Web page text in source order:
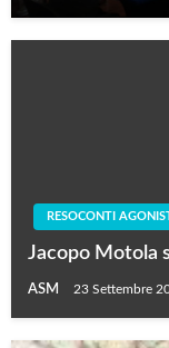
RESOCONTI
Jacopo Motola
ASM 23 Settembre